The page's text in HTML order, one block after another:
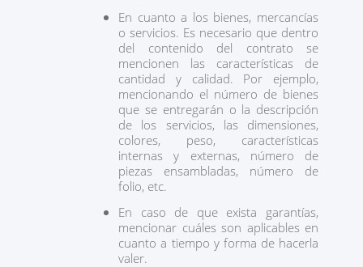
En cuanto a los bienes, mercancías
o servicios. Es necesario que dentro
del contenido del contrato se
mencionen las características de
cantidad y calidad. Por ejemplo,
mencionando el número de bienes
que se entregarán o la descripción
de los servicios, las dimensiones,
colores, peso, características
internas y externas, número de
piezas ensambladas, número de
folio, etc.
En caso de que exista garantías,
mencionar cuáles son aplicables en
cuanto a tiempo y forma de hacerla
valer.